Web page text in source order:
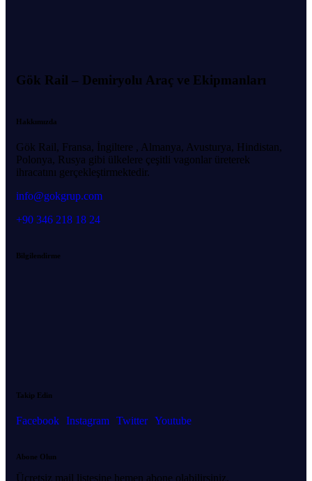
Gök Rail – Demiryolu Araç ve Ekipmanları
Hakkımızda
Gök Rail, Fransa, İngiltere , Almanya, Avusturya, Hindistan,
Polonya, Rusya gibi ülkelere çeşitli vagonlar üreterek
ihracatını gerçekleştirmektedir.
info@gokgrup.com
+90 346 218 18 24
Bilgilendirme
Takip Edin
Facebook Instagram Twitter Youtube
Abone Olun
Ücretsiz mail listesine hemen abone olabilirsiniz.